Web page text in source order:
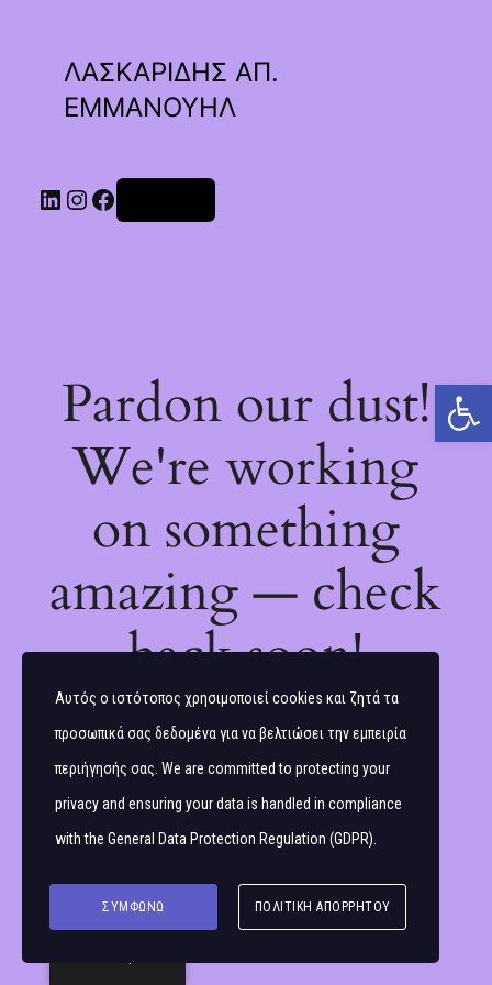
Ανοίξτε τη γραμμή εργαλείων
ΛΑΣΚΑΡΙΔΗΣ ΑΠ.
ΕΜΜΑΝΟΥΗΛ
Linkedin
Instagram
Facebook
Pardon our dust!
We're working
on something
amazing — check
back soon!
Αυτός ο ιστότοπος χρησιμοποιεί cookies και ζητά τα
προσωπικά σας δεδομένα για να βελτιώσει την εμπειρία
περιήγησής σας. We are committed to protecting your
privacy and ensuring your data is handled in compliance
with the General Data Protection Regulation (GDPR)
ΣΥΜΦΩΝΏ ΠΟΛΙΤΙΚΉ ΑΠΟΡΡΉΤΟΥ